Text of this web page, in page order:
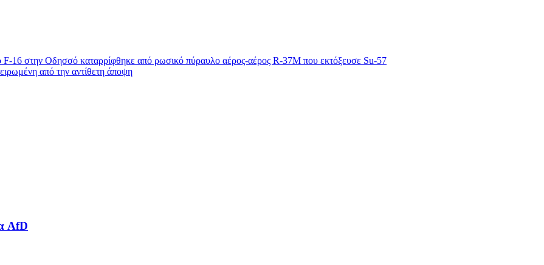
F-16 στην Οδησσό καταρρίφθηκε από ρωσικό πύραυλο αέρος-αέρος R-37M που εκτόξευσε Su-57
από την αντίθετη άποψη
AfD